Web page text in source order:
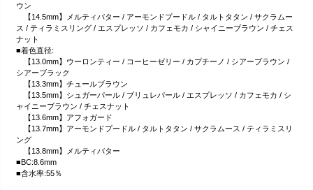
ウン
【14.5mm】メルティバター / アーモンドプードル / タルトタタン / サクラムー
ス / ティラミスリング / エスプレッソ / カフェモカ / シャイニーブラウン / チェス
ナット
■着色直径:
【13.0mm】ウーロンティー / コーヒーゼリー / カプチーノ / シアーブラウン /
シアーブラック
【13.3mm】チュールブラウン
【13.5mm】シュガーパール / ブリュレパール / エスプレッソ / カフェモカ / シ
ャイニーブラウン / チェスナット
【13.6mm】アフォガード
【13.7mm】アーモンドプードル / タルトタタン / サクラムース / ティラミスリ
ング
【13.8mm】メルティバター
■BC:8.6mm
■含水率:55％